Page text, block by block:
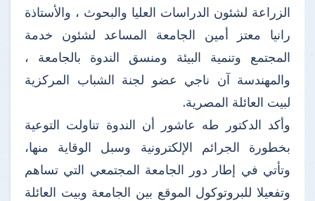
الزراعة لشئون الدراسات العليا والبحوث ، والأستاذة
رانيا معتز أمين الجامعة المساعد لشئون خدمة
المجتمع وتنمية البيئة ومنسق الندوة بالجامعة ،
والمهندسة آن ناجي عضو لجنة الشباب المركزية
لبيت العائلة المصرية.
وأكد الدكتور طه عاشور أن الندوة تناولت التوعية
بخطورة الجرائم الإلكترونية وسبل الوقاية منها،
وتأتي في إطار دور الجامعة المجتمعي التي تساهم
وتفعيلا للبروتوكول الموقع بين الجامعة وبيت العائلة